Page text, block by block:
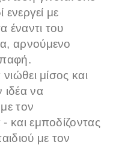
ενεργεί με
έναντι του
αρνούμενο
μίσος και
ιδέα να
τον
και εμποδίζοντας
με τον